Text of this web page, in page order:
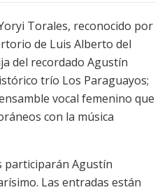
Torales, reconocido por
de Luis Alberto del
del recordado Agustín
trío Los Paraguayos;
vocal femenino que
con la música
participarán Agustín
Las entradas están